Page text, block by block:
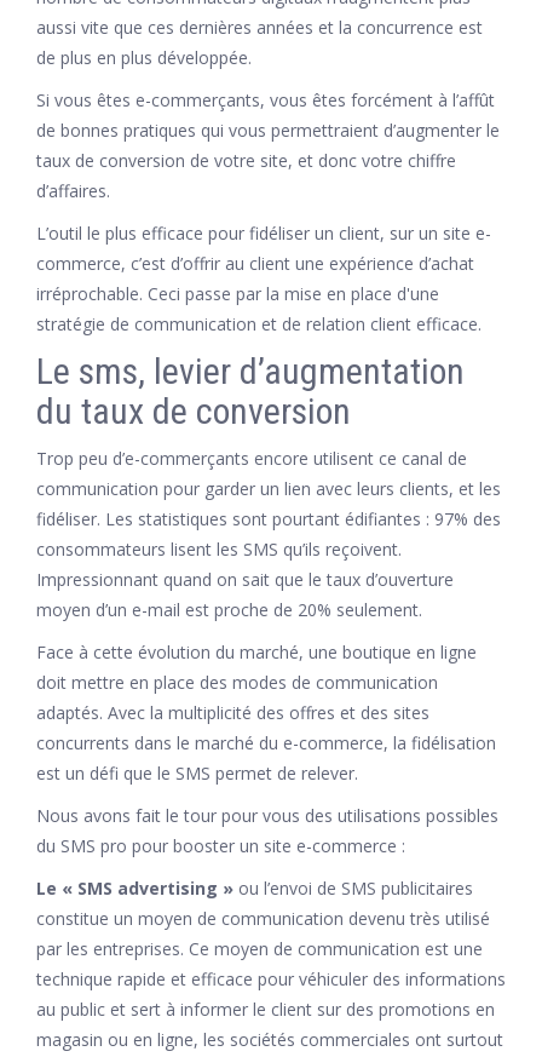
aussi vite que ces dernières années et la concurrence est
de plus en plus développée.
Si vous êtes e-commerçants, vous êtes forcément à l’affût
de bonnes pratiques qui vous permettraient d’augmenter le
taux de conversion de votre site, et donc votre chiffre
d’affaires.
L’outil le plus efficace pour fidéliser un client, sur un site e-
commerce, c’est d’offrir au client une expérience d’achat
irréprochable. Ceci passe par la mise en place d'une
stratégie de communication et de relation client efficace.
Le sms, levier d’augmentation
du taux de conversion
Trop peu d’e-commerçants encore utilisent ce canal de
communication pour garder un lien avec leurs clients, et les
fidéliser. Les statistiques sont pourtant édifiantes : 97% des
consommateurs lisent les SMS qu’ils reçoivent.
Impressionnant quand on sait que le taux d’ouverture
moyen d’un e-mail est proche de 20% seulement.
Face à cette évolution du marché, une boutique en ligne
doit mettre en place des modes de communication
adaptés. Avec la multiplicité des offres et des sites
concurrents dans le marché du e-commerce, la fidélisation
est un défi que le SMS permet de relever.
Nous avons fait le tour pour vous des utilisations possibles
du SMS pro pour booster un site e-commerce :
Le « SMS advertising » ou l’envoi de SMS publicitaires
constitue un moyen de communication devenu très utilisé
par les entreprises. Ce moyen de communication est une
technique rapide et efficace pour véhiculer des informations
au public et sert à informer le client sur des promotions en
magasin ou en ligne, les sociétés commerciales ont surtout